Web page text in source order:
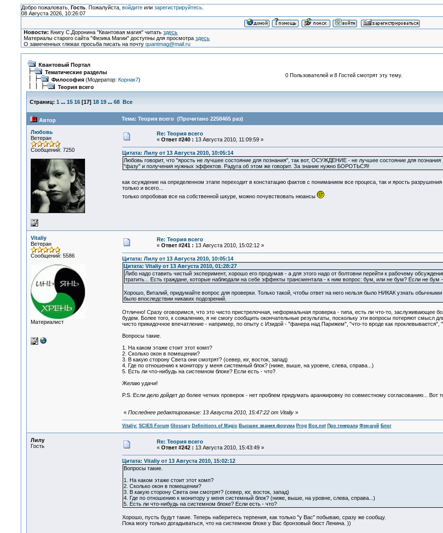
Добро пожаловать, Гость. Пожалуйста, войдитеили зарегистрируйтесь.
08 Августа 2026, 10:26:07
Новости: Книгу С.Доронина "Квантовая магия" читатьздесь
Материалы старого сайта "Физика Магии" доступны для просмотраздесь
О замеченных глюках просьба писать на почтуquantmag@mail.ru
Квантовый Портал
Тематические разделы
Философия(Модератор: Корнак7)
Теория всего
0 Пользователей и 8 Гостей смотрят эту тему.
Страниц: 1 ... 15 16[17] 18 19 ... 68 Все
Автор Тема: Теория всего (Прочитано 2258465 раз)
Любовь
Ветеран
Сообщений: 7250
Re: Теория всего
« Ответ #240 : 13 Августа 2010, 11:09:59 »
Цитата: Лилу от 13 Августа 2010, 10:05:14
Любовь говорит, что "ярость не лучшее состояние для познания", так вот, ОСУЖДЕНИЕ - не лучшее состояние для
"фазу" и получения нужных эффектов. Радуга об этом же говорит. За знание нужно БОРОТЬСЯ!
как осуждение на определенном этапе переходит в констатацию фактов с пониманием все процеса, так и ярость разрушения
только и всего...
только опробовав все на собственной шкуре, можно почувствовать нюансы
Vitaliy
Ветеран
Сообщений: 5586
Материалист
Re: Теория всего
« Ответ #241 : 13 Августа 2010, 15:02:12 »
Цитата: Лилу от 13 Августа 2010, 10:05:14
Цитата: Vitaliy от 13 Августа 2010, 01:28:27
Либо надо ставить чистый эксперимент, хорошо его продумав - а для этого надо от болтовни перейти к рабочему
тратить... Есть граждане, которые наблюдали на себе эффекты трансментала - к ним вопрос: бум, или не бум? Если не бум -
Хорошо, Виталий, придумайте вопрос для проверки. Только такой, чтобы ответ на него нельзя было НИКАК узнать
было впоследствии никаких подозрений.
Отлично! Сразу оговоримся, что это чисто пристрелочная, неформальная проверка - типа, есть ли что-то, заслуживающее
будем. Более того, к сожалению, я не смогу сообщить окончательные результаты, поскольку эти вопросы потеряют смысл
чисто прикидочное впечатление - например, по опыту с Изидой - "фанера над Парижем", "что-то вроде как проклевывается",
Вопросы такие.
1. На каком этаже стоит этот комп?
2. Сколько окон в помещении?
3. В какую сторону Света они смотрят? (север, юг, восток, запад)
4. Где по отношению к монитору у меня системный блок? (ниже, выше, на уровне, слева, справа...)
5. Есть ли что-нибудь на системном блоке? Если есть - что?
Желаю удачи!
P.S. Если дело дойдет до более четких проверок - нет проблем придумать аранжировку по совместному согласованию... Вот
« Последнее редактирование: 13 Августа 2010, 15:47:22 от Vitaliy»
Vitaliy: SCIES Forum Glossary Definitions of Magic Высшие звания форума Prog Box.net Про генерала Фэн-шуй Блог
Лилу
Гость
Re: Теория всего
« Ответ #242 : 13 Августа 2010, 15:43:49 »
Цитата: Vitaliy от 13 Августа 2010, 15:02:12
Вопросы такие.
1. На каком этаже стоит этот комп?
2. Сколько окон в помещении?
3. В какую сторону Света они смотрят? (север, юг, восток, запад)
4. Где по отношению к монитору у меня системный блок? (ниже, выше, на уровне, слева, справа...)
5. Есть ли что-нибудь на системном блоке? Если есть - что?
Хорошо, пусть будут такие. Теперь наберитесь терпения, как только "у Вас" побываю, сразу же сообщу.
Пока могу только догадываться, что на системном блоке у Вас бронзовый бюст Ленина. ))